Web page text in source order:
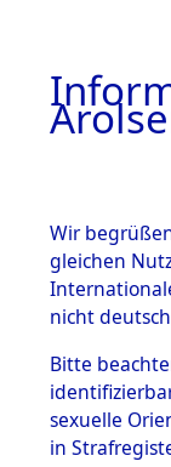
BESTÄNDE
1.
mente
1.2.9
Wir
gleichen
nicht
Bitte
sexuelle
in